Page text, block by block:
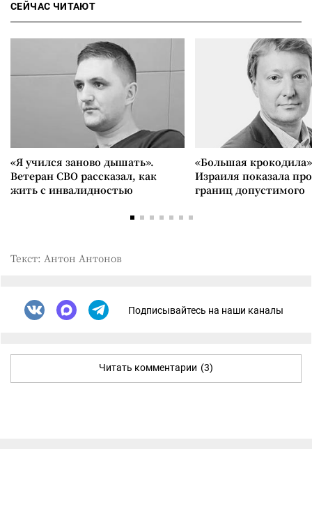
СЕЙЧАС ЧИТАЮТ
«Я учился заново дышать».
Ветеран СВО рассказал, как
жить с инвалидностью
«Большая
Израиля показала
границ допустимого
Текст: Антон Антонов
Подписывайтесь на наши каналы
Читать комментарии (3)